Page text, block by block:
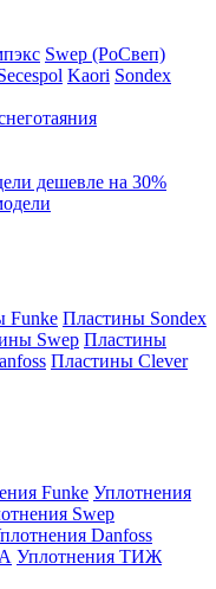
Swep (РоСвеп)
Kaori Sondex
дешевле на 30%
Funke Пластины Sondex
Swep Пластины
Пластины Clever
Funke Уплотнения
Swep
Danfoss
Уплотнения ТИЖ